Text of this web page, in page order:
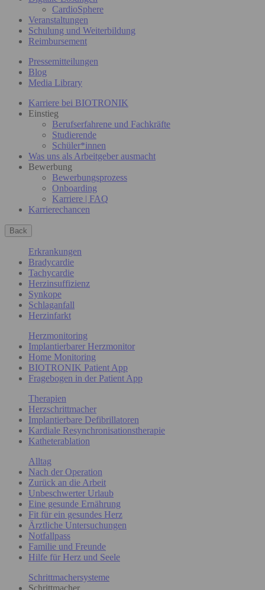
CardioSphere
Veranstaltungen
Schulung und Weiterbildung
Reimbursement
Pressemitteilungen
Blog
Media Library
Karriere bei BIOTRONIK
Einstieg
Berufserfahrene und Fachkräfte
Studierende
Schüler*innen
Was uns als Arbeitgeber ausmacht
Bewerbung
Bewerbungsprozess
Onboarding
Karriere | FAQ
Karrierechancen
Back
Erkrankungen
Bradycardie
Tachycardie
Herzinsuffizienz
Synkope
Schlaganfall
Herzinfarkt
Herzmonitoring
Implantierbarer Herzmonitor
Home Monitoring
BIOTRONIK Patient App
Fragebogen in der Patient App
Therapien
Herzschrittmacher
Implantierbare Defibrillatoren
Kardiale Resynchronisationstherapie
Katheterablation
Alltag
Nach der Operation
Zurück an die Arbeit
Unbeschwerter Urlaub
Eine gesunde Ernährung
Fit für ein gesundes Herz
Ärztliche Untersuchungen
Notfallpass
Familie und Freunde
Hilfe für Herz und Seele
Schrittmachersysteme
Schrittmacher